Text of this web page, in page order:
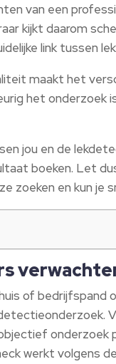
van een
kijkt daarom
link tussen
maakt het
het onderzoek
jou en de
boeken. Let
zoeken en kun je
of
onderzoek
werkt volgens